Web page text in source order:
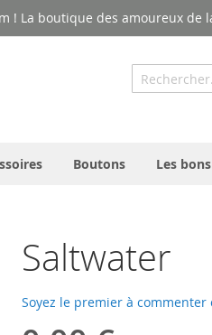
! La boutique des amoureux de
Rechercher
Boutons Les
Saltwater
Soyez le premier à